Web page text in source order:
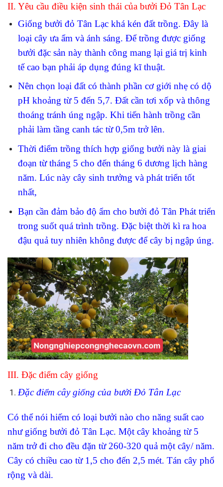
II. Yêu cầu điều kiện sinh thái của bưởi Đỏ Tân Lạc
Giống bưởi đỏ Tân Lạc khá kén đất trồng. Đây là
loại cây ưa ẩm và ánh sáng. Để trồng được giống
bưởi đặc sản này thành công mang lại giá trị kinh
tế cao bạn phải áp dụng đúng kĩ thuật.
Nên chọn loại đất có thành phần cơ giới nhẹ có dộ
pH khoảng từ 5 đến 5,7. Đất cần tơi xốp và thông
thoáng tránh úng ngập. Khi tiến hành trồng cần
phải làm tầng canh tác từ 0,5m trở lên.
Thời điểm trồng thích hợp giống bưởi này là giai
đoạn từ tháng 5 cho đến tháng 6 dương lịch hàng
năm. Lúc này cây sinh trưởng và phát triển tốt
nhất,
Bạn cần đảm bảo độ ẩm cho bưởi đỏ Tân Phát triển
trong suốt quá trình trồng. Đặc biệt thời kì ra hoa
đậu quả tuy nhiên không được để cây bị ngập úng.
III. Đặc điểm cây giống
Đặc điểm cây giống của bưởi Đỏ Tân Lạc
Có thể nói hiếm có loại bưởi nào cho năng suất cao
như giống bưởi đỏ Tân Lạc. Một cây khoảng từ 5
năm trở đi cho đều đặn từ 260-320 quả một cây/ năm.
Cây có chiều cao từ 1,5 cho đến 2,5 mét. Tán cây phổ
rộng và dài.